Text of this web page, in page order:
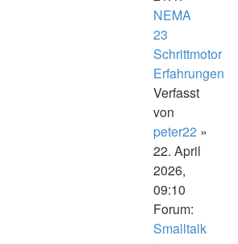
NEMA
23
Schrittmotor
Erfahrungen
Verfasst
von
peter22 »
22. April
2026,
09:10
Forum:
Smalltalk